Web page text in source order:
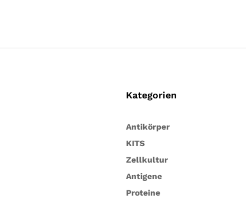
Kategorien
Antikörper
KITS
Zellkultur
Antigene
Proteine